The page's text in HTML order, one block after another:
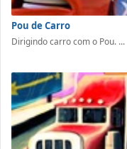
Pou de Carro
Dirigindo carro com o Pou. ...